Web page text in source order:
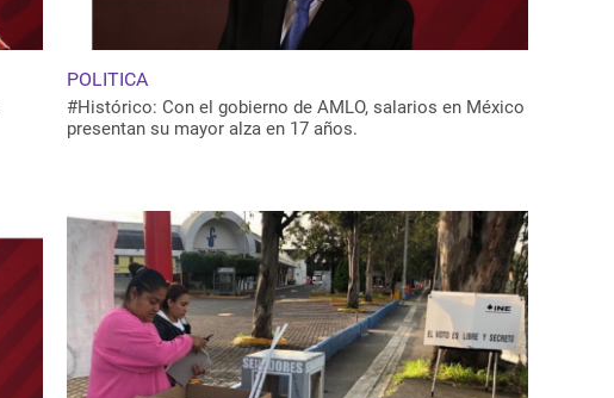
POLITICA
#Histórico: Con el gobierno de AMLO, salarios en México
presentan su mayor alza en 17 años.